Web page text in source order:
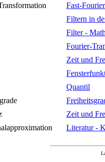
Fast-
Filtern in
Filter -
Fourier-
Zeit und
Quantil
Zeit und
Literatur -